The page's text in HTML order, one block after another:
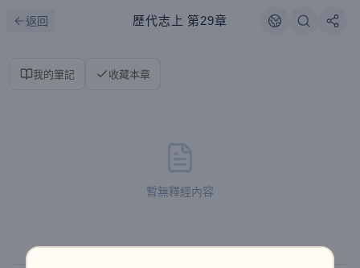
返回 歷代志上 第29章
我的筆記 收藏本章
暫無釋經內容